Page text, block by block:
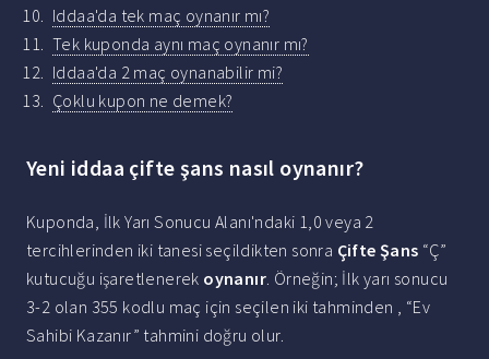
Iddaa'da tek maç oynanır mı?
Tek kuponda aynı maç oynanır mı?
Iddaa'da 2 maç oynanabilir mi?
Çoklu kupon ne demek?
Yeni iddaa çifte şans nasıl oynanır?
Kuponda, İlk Yarı Sonucu Alanı'ndaki 1,0 veya 2
tercihlerinden iki tanesi seçildikten sonra Çifte Şans “Ç”
kutucuğu işaretlenerek oynanır. Örneğin; İlk yarı sonucu
3-2 olan 355 kodlu maç için seçilen iki tahminden , “Ev
Sahibi Kazanır” tahmini doğru olur.